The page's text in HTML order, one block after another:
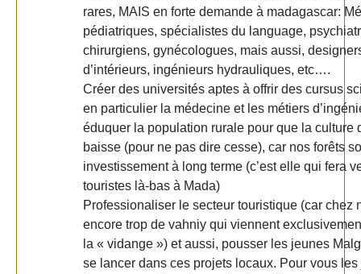
rares, MAIS en forte demande à madagascar:
pédiatriques, spécialistes du language,
chirurgiens, gynécologues, mais aussi,
d’intérieurs, ingénieurs hydrauliques, etc….
Créer des universités aptes à offrir des cursus
en particulier la médecine et les métiers
éduquer la population rurale pour que la culture
baisse (pour ne pas dire cesse), car nos forêts
investissement à long terme (c’est elle qui fera
touristes là-bas à Mada)
Professionaliser le secteur touristique (car chez
encore trop de vahniy qui viennent
la « vidange ») et aussi, pousser les jeunes
se lancer dans ces projets locaux. Pour vous les